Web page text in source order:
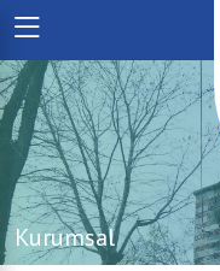
Kurumsal